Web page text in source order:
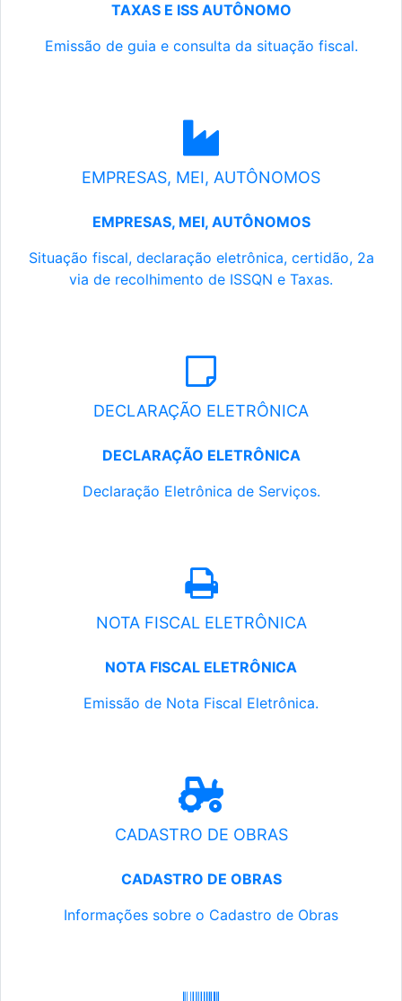
TAXAS E ISS AUTÔNOMO
Emissão de guia e consulta da situação fiscal.
EMPRESAS, MEI, AUTÔNOMOS
EMPRESAS, MEI, AUTÔNOMOS
Situação fiscal, declaração eletrônica, certidão, 2a
via de recolhimento de ISSQN e Taxas.
DECLARAÇÃO ELETRÔNICA
DECLARAÇÃO ELETRÔNICA
Declaração Eletrônica de Serviços.
NOTA FISCAL ELETRÔNICA
NOTA FISCAL ELETRÔNICA
Emissão de Nota Fiscal Eletrônica.
CADASTRO DE OBRAS
CADASTRO DE OBRAS
Informações sobre o Cadastro de Obras